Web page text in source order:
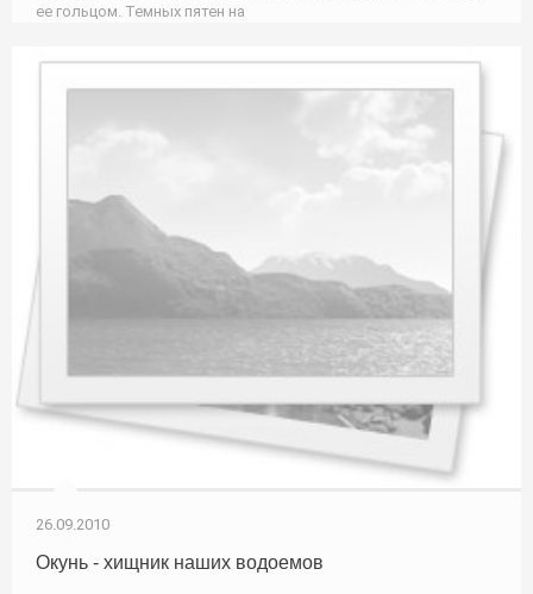
ее гольцом. Темных пятен на
26.09.2010
Окунь - хищник наших водоемов